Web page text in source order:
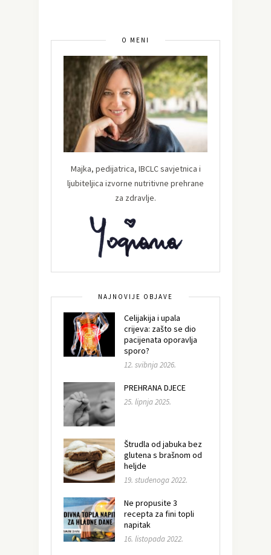
O MENI
Majka, pedijatrica, IBCLC savjetnica i
ljubiteljica izvorne nutritivne prehrane
za zdravlje.
NAJNOVIJE OBJAVE
Celijakija i upala
crijeva: zašto se dio
pacijenata oporavlja
sporo?
12. svibnja 2026.
PREHRANA DJECE
25. lipnja 2025.
Štrudla od jabuka bez
glutena s brašnom od
heljde
19. studenoga 2022.
Ne propusite 3
recepta za fini topli
napitak
16. listopada 2022.